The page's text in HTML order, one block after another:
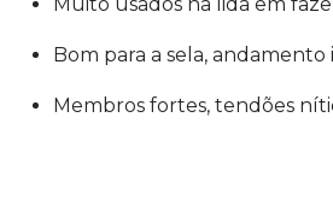
Bom para a sela, andamento
Membros fortes, tendões